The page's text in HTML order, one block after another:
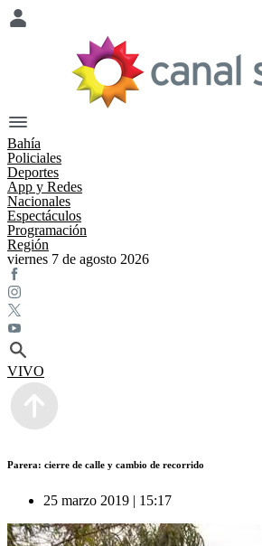
Bahía
Policiales
Deportes
App y Redes
Nacionales
Espectáculos
Programación
Región
viernes 7 de agosto 2026
VIVO
Parera: cierre de calle y cambio de recorrido
25 marzo 2019 | 15:17